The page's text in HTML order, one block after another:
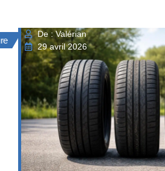
De : Valérian
29 avril 2026